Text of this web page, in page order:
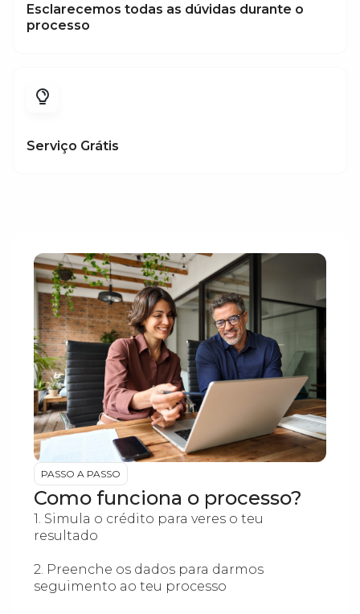
Esclarecemos todas as dúvidas durante o
processo
Serviço Grátis
PASSO A PASSO
Como funciona o processo?
1. Simula o crédito para veres o teu
resultado
2. Preenche os dados para darmos
seguimento ao teu processo